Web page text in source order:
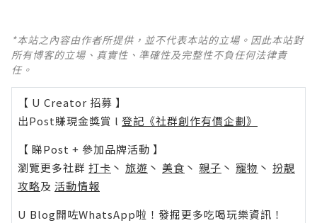
*本站之內容由作者所提供，並不代表本站的立場。因此本站對
所有博客的立場、真實性、準確性及完整性不負任何法律責
任。
【 U Creator 招募 】
出Post賺現金獎賞 l 登記《社群創作有價企劃》
【 睇Post + 參加品牌活動 】
瀏覽更多社群 打卡 丶 旅遊 丶 美食 丶 親子 丶 寵物 丶 扮靚
攻略及 活動情報
U Blog開咗WhatsApp啦！發掘更多吃喝玩樂資訊！